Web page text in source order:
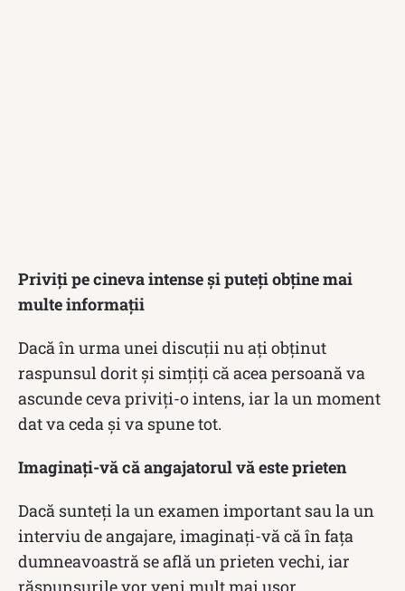
Priviți pe cineva intense și puteți obține mai
multe informații
Dacă în urma unei discuții nu ați obținut
raspunsul dorit și simțiți că acea persoană va
ascunde ceva priviți-o intens, iar la un moment
dat va ceda și va spune tot.
Imaginați-vă că angajatorul vă este prieten
Dacă sunteți la un examen important sau la un
interviu de angajare, imaginați-vă că în fața
dumneavoastră se află un prieten vechi, iar
răspunsurile vor veni mult mai ușor.